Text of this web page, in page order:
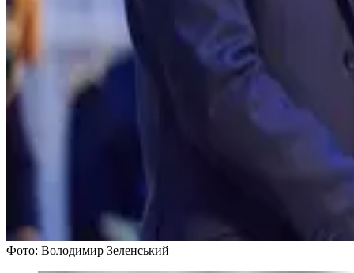
Фото: Володимир Зеленський